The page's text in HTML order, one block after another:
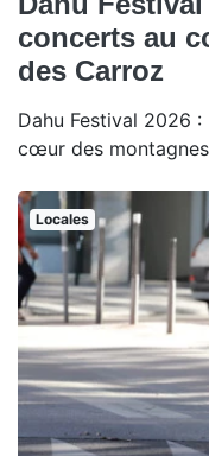
concerts au
des Carroz
Dahu Festival 2026
cœur des
Locales